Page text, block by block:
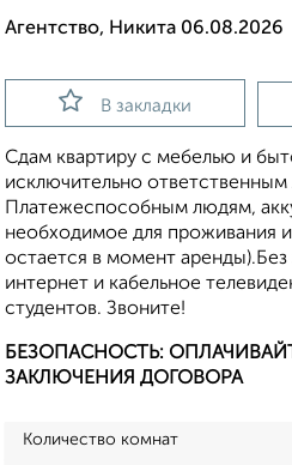
Агентство, Никита 06.08.2026
В закладки
Сдам квартиру с мебелью и
исключительно
Платежеспособным людям,
необходимое для проживания
остается в момент
интернет и кабельное
студентов. Звоните!
БЕЗОПАСНОСТЬ:
ЗАКЛЮЧЕНИЯ ДОГОВОРА
Количество комнат